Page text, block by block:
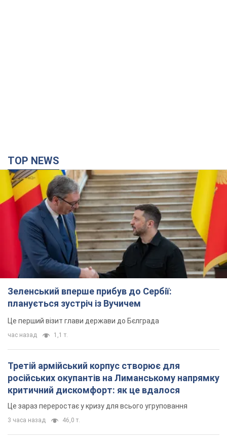
TOP NEWS
Зеленський вперше прибув до Сербії:
планується зустріч із Вучичем
Це перший візит глави держави до Бєлграда
час назад 1,1 т.
Третій армійський корпус створює для
російських окупантів на Лиманському напрямку
критичний дискомфорт: як це вдалося
Це зараз переростає у кризу для всього угруповання
3 часа назад 46,0 т.